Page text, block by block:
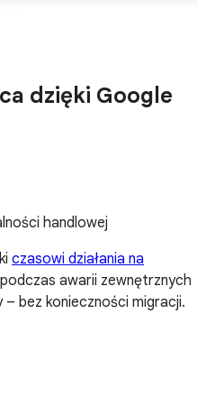
dzięki Google
handlowej
czasowi działania na
awarii zewnętrznych
– bez konieczności migracji.